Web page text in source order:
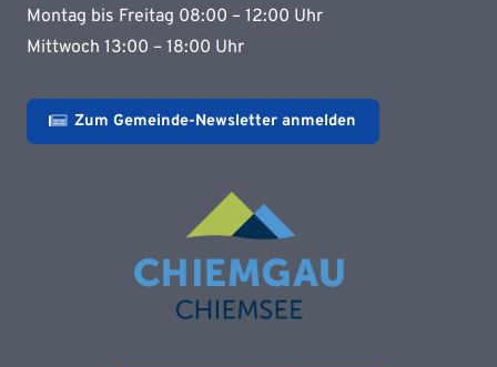
Montag bis Freitag 08:00 – 12:00 Uhr
Mittwoch 13:00 – 18:00 Uhr
Zum Gemeinde-Newsletter anmelden